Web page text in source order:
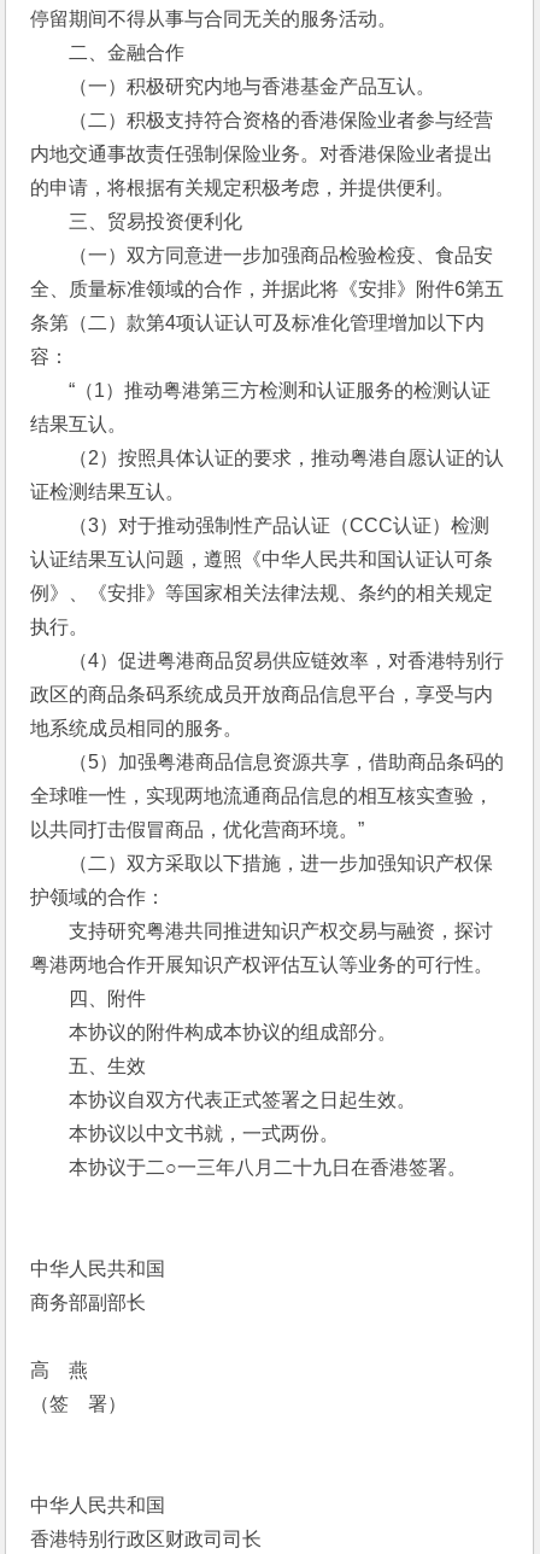
停留期间不得从事与合同无关的服务活动。
二、金融合作
（一）积极研究内地与香港基金产品互认。
（二）积极支持符合资格的香港保险业者参与经营
内地交通事故责任强制保险业务。对香港保险业者提出
的申请，将根据有关规定积极考虑，并提供便利。
三、贸易投资便利化
（一）双方同意进一步加强商品检验检疫、食品安
全、质量标准领域的合作，并据此将《安排》附件6第五
条第（二）款第4项认证认可及标准化管理增加以下内
容：
“（1）推动粤港第三方检测和认证服务的检测认证
结果互认。
（2）按照具体认证的要求，推动粤港自愿认证的认
证检测结果互认。
（3）对于推动强制性产品认证（CCC认证）检测
认证结果互认问题，遵照《中华人民共和国认证认可条
例》、《安排》等国家相关法律法规、条约的相关规定
执行。
（4）促进粤港商品贸易供应链效率，对香港特别行
政区的商品条码系统成员开放商品信息平台，享受与内
地系统成员相同的服务。
（5）加强粤港商品信息资源共享，借助商品条码的
全球唯一性，实现两地流通商品信息的相互核实查验，
以共同打击假冒商品，优化营商环境。”
（二）双方采取以下措施，进一步加强知识产权保
护领域的合作：
支持研究粤港共同推进知识产权交易与融资，探讨
粤港两地合作开展知识产权评估互认等业务的可行性。
四、附件
本协议的附件构成本协议的组成部分。
五、生效
本协议自双方代表正式签署之日起生效。
本协议以中文书就，一式两份。
本协议于二○一三年八月二十九日在香港签署。
中华人民共和国
商务部副部长
高　燕
（签　署）
中华人民共和国
香港特别行政区财政司司长